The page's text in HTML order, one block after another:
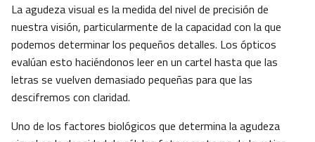
La agudeza visual es la medida del nivel de precisión de
nuestra visión, particularmente de la capacidad con la que
podemos determinar los pequeños detalles. Los ópticos
evalúan esto haciéndonos leer en un cartel hasta que las
letras se vuelven demasiado pequeñas para que las
descifremos con claridad.
Uno de los factores biológicos que determina la agudeza